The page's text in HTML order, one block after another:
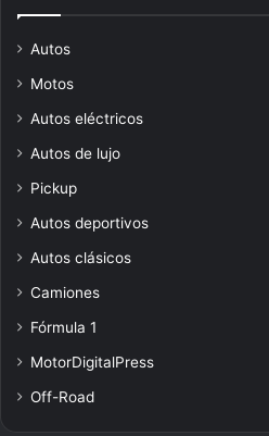
Autos
Motos
Autos eléctricos
Autos de lujo
Pickup
Autos deportivos
Autos clásicos
Camiones
Fórmula 1
MotorDigitalPress
Off-Road